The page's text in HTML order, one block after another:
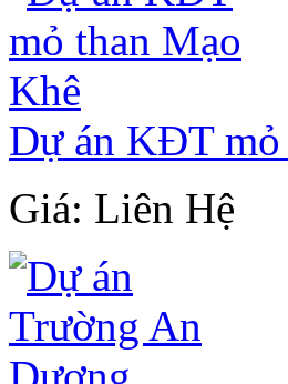
Dự án KĐT
Giá: Liên Hệ